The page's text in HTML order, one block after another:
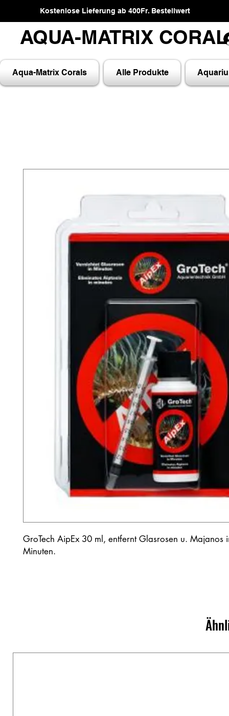
Kostenlose Lieferung ab 400Fr. Bestellwert
AQUA-MATRIX
AQUA-MATRIX
Aqua-Matrix Corals Alle Produkte
GroTech AipEx 30 ml, entfernt Glasrosen u. Majanos
Minuten.